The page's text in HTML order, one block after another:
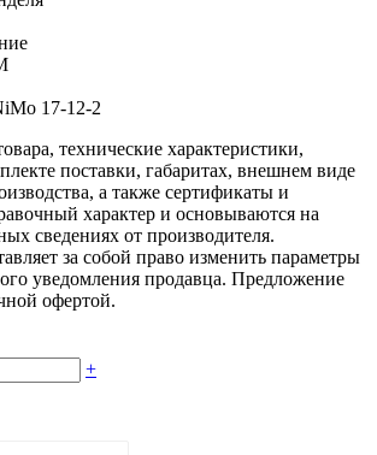
17-12-2
технические характеристики,
поставки, габаритах, внешнем виде
а также сертификаты и
характер и основываются на
сведениях от производителя.
за собой право изменить параметры
уведомления продавца. Предложение
офертой.
+